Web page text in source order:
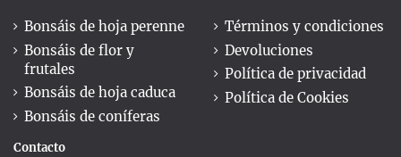
Bonsáis de hoja perenne
Bonsáis de flor y
frutales
Bonsáis de hoja caduca
Bonsáis de coníferas
Términos y condiciones
Devoluciones
Política de privacidad
Política de Cookies
Contacto